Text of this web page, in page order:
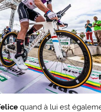
quand à lui est